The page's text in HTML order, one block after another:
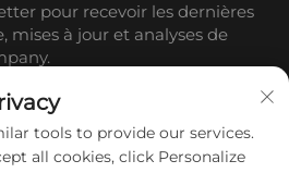
pour recevoir les dernières
mises à jour et analyses de
tools to provide our services.
all cookies, click Personalize